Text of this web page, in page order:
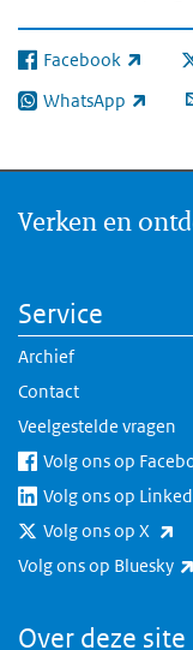
Facebook
(externe link)
WhatsApp
(externe link)
Verken en
Service
Archief
Contact
Veelgestelde vragen
Volg ons op
Volg ons op
Volg ons op X
Volg ons op Bluesky
Over deze site